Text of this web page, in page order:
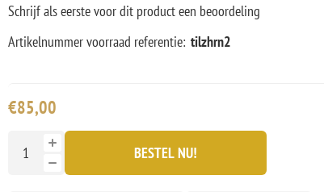
Schrijf als eerste voor dit product een beoordeling
Artikelnummer voorraad referentie: tilzhrn2
€85,00
BESTEL NU!